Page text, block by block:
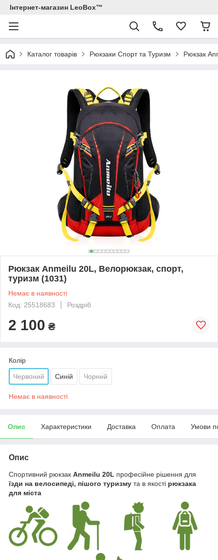
Інтернет-магазин LeoBox™
Каталог товарів Рюкзаки Спорт та Туризм Рюкзак
Рюкзак Anmeilu 20L, Велорюкзак, спорт,
туризм (1031)
Немає в наявності
Код: 25518683
Роздріб
2 100 ₴
Колір
Червоний Синій Чорний
Немає в наявності
Опис Характеристики Доставка Оплата Умови
Опис
Спортивний рюкзак Anmeilu 20L професійне рішення для
їзди на велосипеді, пішого туризму та в якості рюкзака
для міста